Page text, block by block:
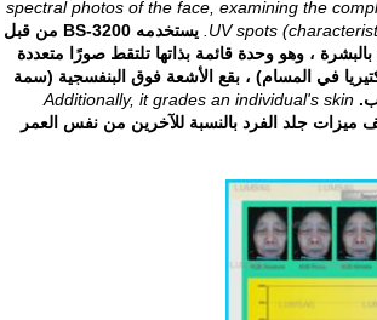
spectral photos of the face, examining the
UV spots
يستخدمه BS-3200 من قبل
، وهو وحدة قائمة بذاتها تلتقط صورًا متعددة
في المسام) ، بقع الأشعة فوق البنفسجية (سمة
Additionally, it grades an individual's skin
ميزات جلد الفرد بالنسبة للآخرين من نفس العمر